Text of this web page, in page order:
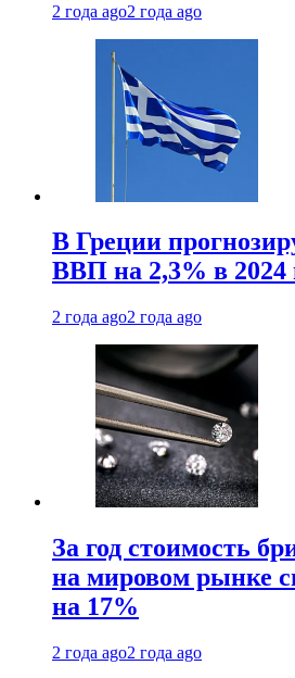
2 года ago2 года ago
В Греции
ВВП на 2,3% в 2024
2 года ago2 года ago
За год стоимость
на мировом рынке
на 17%
2 года ago2 года ago